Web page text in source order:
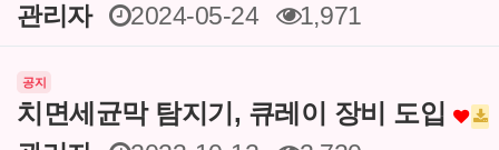
관리자
2024-05-24 1,971
공지
치면세균막 탐지기, 큐레이 장비 도입